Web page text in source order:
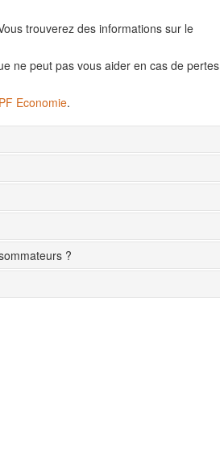
trouverez des informations sur le
ne peut pas vous aider en cas de pertes
Economie.
?